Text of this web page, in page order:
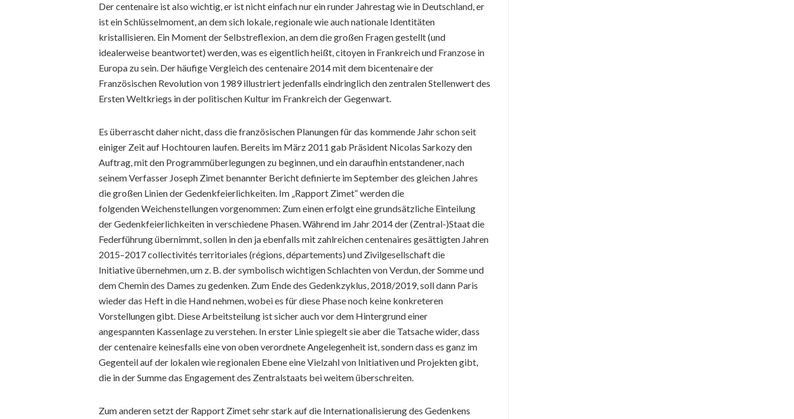
Der centenaire ist also wichtig, er ist nicht einfach nur ein runder Jahrestag wie in Deutschland, er
ist ein Schlüsselmoment, an dem sich lokale, regionale wie auch nationale Identitäten
kristallisieren. Ein Moment der Selbstreflexion, an dem die großen Fragen gestellt (und
idealerweise beantwortet) werden, was es eigentlich heißt, citoyen in Frankreich und Franzose in
Europa zu sein. Der häufige Vergleich des centenaire 2014 mit dem bicentenaire der
Französischen Revolution von 1989 illustriert jedenfalls eindringlich den zentralen Stellenwert des
Ersten Weltkriegs in der politischen Kultur im Frankreich der Gegenwart.
Es überrascht daher nicht, dass die französischen Planungen für das kommende Jahr schon seit
einiger Zeit auf Hochtouren laufen. Bereits im März 2011 gab Präsident Nicolas Sarkozy den
Auftrag, mit den Programmüberlegungen zu beginnen, und ein daraufhin entstandener, nach
seinem Verfasser Joseph Zimet benannter Bericht definierte im September des gleichen Jahres
die großen Linien der Gedenkfeierlichkeiten. Im „Rapport Zimet“ werden die
folgenden Weichenstellungen vorgenommen: Zum einen erfolgt eine grundsätzliche Einteilung
der Gedenkfeierlichkeiten in verschiedene Phasen. Während im Jahr 2014 der (Zentral-)Staat die
Federführung übernimmt, sollen in den ja ebenfalls mit zahlreichen centenaires gesättigten Jahren
2015–2017 collectivités territoriales (régions, départements) und Zivilgesellschaft die
Initiative übernehmen, um z. B. der symbolisch wichtigen Schlachten von Verdun, der Somme und
dem Chemin des Dames zu gedenken. Zum Ende des Gedenkzyklus, 2018/2019, soll dann Paris
wieder das Heft in die Hand nehmen, wobei es für diese Phase noch keine konkreteren
Vorstellungen gibt. Diese Arbeitsteilung ist sicher auch vor dem Hintergrund einer
angespannten Kassenlage zu verstehen. In erster Linie spiegelt sie aber die Tatsache wider, dass
der centenaire keinesfalls eine von oben verordnete Angelegenheit ist, sondern dass es ganz im
Gegenteil auf der lokalen wie regionalen Ebene eine Vielzahl von Initiativen und Projekten gibt,
die in der Summe das Engagement des Zentralstaats bei weitem überschreiten.
Zum anderen setzt der Rapport Zimet sehr stark auf die Internationalisierung des Gedenkens